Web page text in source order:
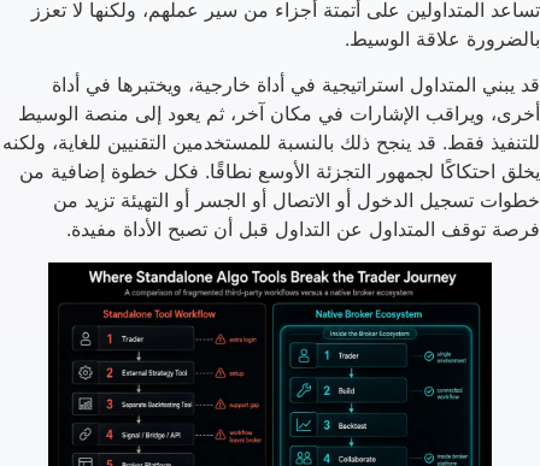
تساعد المتداولين على أتمتة أجزاء من سير عملهم، ولكنها لا تعزز
بالضرورة علاقة الوسيط.
قد يبني المتداول استراتيجية في أداة خارجية، ويختبرها في أداة
أخرى، ويراقب الإشارات في مكان آخر، ثم يعود إلى منصة الوسيط
للتنفيذ فقط. قد ينجح ذلك بالنسبة للمستخدمين التقنيين للغاية، ولكنه
يخلق احتكاكًا لجمهور التجزئة الأوسع نطاقًا. فكل خطوة إضافية من
خطوات تسجيل الدخول أو الاتصال أو الجسر أو التهيئة تزيد من
فرصة توقف المتداول عن التداول قبل أن تصبح الأداة مفيدة.